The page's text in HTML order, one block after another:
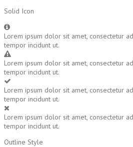
Solid Icon
Lorem ipsum dolor sit amet, consectetur
tempor incidunt ut.
Lorem ipsum dolor sit amet, consectetur
tempor incidunt ut.
Lorem ipsum dolor sit amet, consectetur
tempor incidunt ut.
Lorem ipsum dolor sit amet, consectetur
tempor incidunt ut.
Outline Style